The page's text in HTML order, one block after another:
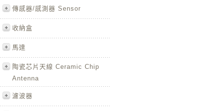
傳感器/感測器 Sensor
收納盒
馬達
陶瓷芯片天線 Ceramic Chip
Antenna
濾波器